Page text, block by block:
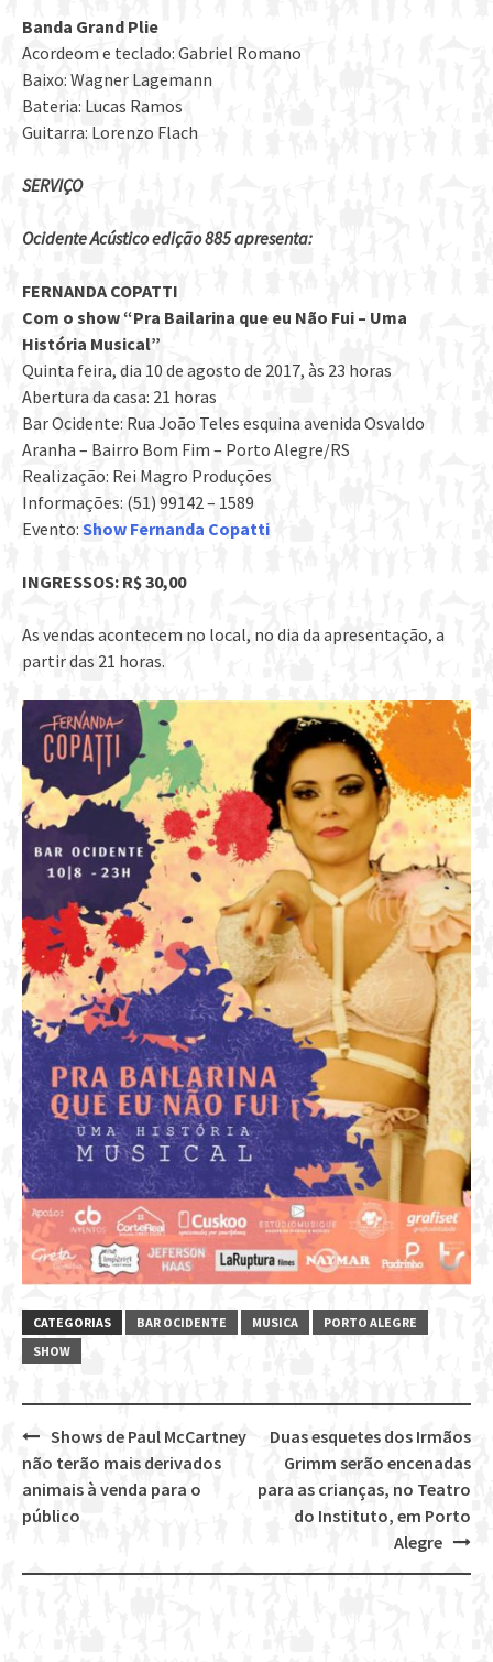
Banda Grand Plie
Acordeom e teclado: Gabriel Romano
Baixo: Wagner Lagemann
Bateria: Lucas Ramos
Guitarra: Lorenzo Flach
SERVIÇO
Ocidente Acústico edição 885 apresenta:
FERNANDA COPATTI
Com o show “Pra Bailarina que eu Não Fui – Uma
História Musical”
Quinta feira, dia 10 de agosto de 2017, às 23 horas
Abertura da casa: 21 horas
Bar Ocidente: Rua João Teles esquina avenida Osvaldo
Aranha – Bairro Bom Fim – Porto Alegre/RS
Realização: Rei Magro Produções
Informações: (51) 99142 – 1589
Evento: Show Fernanda Copatti
INGRESSOS: R$ 30,00
As vendas acontecem no local, no dia da apresentação, a
partir das 21 horas.
CATEGORIAS BAR OCIDENTE MUSICA
PORTO ALEGRE
SHOW
Post
navigation
Duas esquetes dos Irmãos
Grimm serão encenadas
para as crianças, no Teatro
do Instituto, em Porto
Alegre
Shows de Paul McCartney
não terão mais derivados
animais à venda para o
público